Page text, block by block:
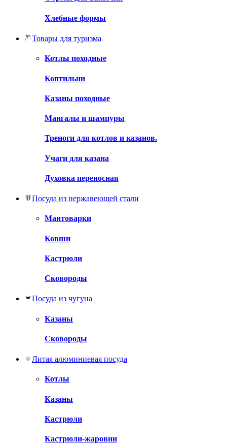
Хлебные формы
Товары для туризма
Котлы походные
Коптильни
Казаны походные
Мангалы и шампуры
Треноги для котлов и казанов.
Учаги для казана
Духовка переносная
Посуда из нержавеющей стали
Мантоварки
Ковши
Кастрюли
Сковороды
Посуда из чугуна
Казаны
Сковороды
Литая алюминиевая посуда
Котлы
Казаны
Кастрюли
Кастрюли-жаровни